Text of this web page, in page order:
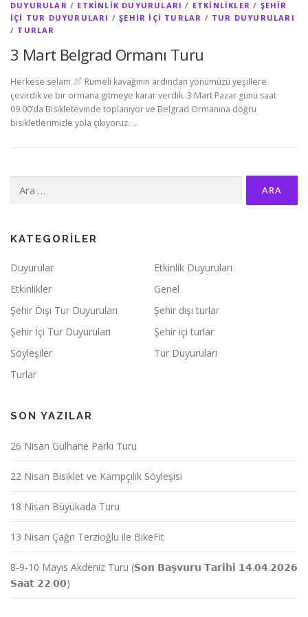
DUYURULAR / ETKINLIK DUYURULARI / ETKINLIKLER / ŞEHIR
İÇI TUR DUYURULARI /ŞEHIR IÇI TURLAR / TUR DUYURULARI
/ TURLAR
3 Mart Belgrad Ormanı Turu
Herkese selam
Rumeli kavağının ardından yönümüzü yeşillere
çevirdik ve bir ormana gitmeye karar verdik. 3 Mart Pazar günü saat
09.00’da Bisikletevinde toplanıyor ve Belgrad Ormanına doğru
bisikletlerimizle yola çıkıyoruz. …
KATEGORILER
Duyurular
Etkinlik Duyuruları
Etkinlikler
Genel
Şehir Dışı Tur Duyuruları
Şehir dışı turlar
Şehir İçi Tur Duyuruları
Şehir içi turlar
Söyleşiler
Tur Duyuruları
Turlar
SON YAZILAR
26 Nisan Gülhane Parkı Turu
22 Nisan Bisiklet ve Kampçılık Söyleşisi
18 Nisan Büyükada Turu
13 Nisan Çağrı Terzioğlu ile BikeFit
8-9-10 Mayıs Akdeniz Turu (𝗦𝗼𝗻 𝗕𝗮𝘀̧𝘃𝘂𝗿𝘂 𝗧𝗮𝗿𝗶𝗵𝗶 𝟭𝟰.𝟬𝟰.𝟮𝟬𝟮𝟲
𝗦𝗮𝗮𝘁 𝟮𝟮.𝟬𝟬)